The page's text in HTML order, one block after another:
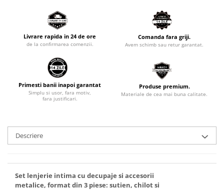
Livrare rapida in 24 de ore
de la confirmarea comenzii.
Comanda fara griji.
Avem schimb sau retur garantat.
Primesti banii inapoi garantat
Simplu si usor, fara motiv,
fara justificari.
Produse premium.
Materiale de cea mai buna calitate.
Descriere
Set lenjerie intima cu decupaje si accesorii
metalice, format din 3 piese: sutien, chilot si